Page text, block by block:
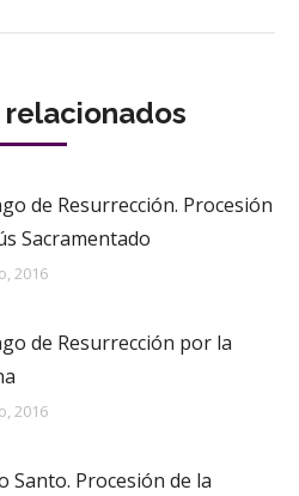
de Resurrección. Procesión
Sacramentado
2016
de Resurrección por la
2016
Santo. Procesión de la